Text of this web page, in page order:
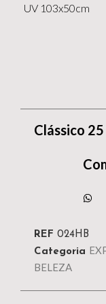
UV 103x50cm
Clássico
REF 024HB
Categoria
BELEZA